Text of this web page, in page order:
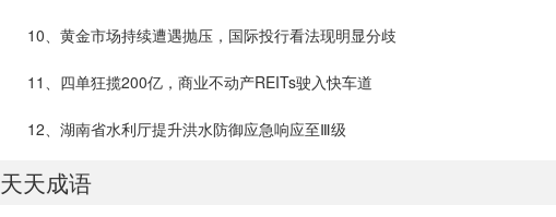
10、黄金市场持续遭遇抛压，国际投行看法现明显分歧
11、四单狂揽200亿，商业不动产REITs驶入快车道
12、湖南省水利厅提升洪水防御应急响应至Ⅲ级
天天成语